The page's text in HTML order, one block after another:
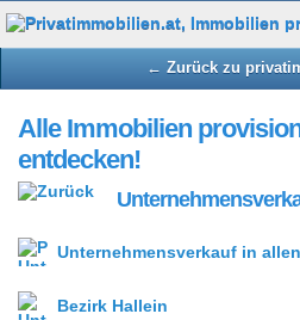
← Zurück zu
Alle Immobilien
entdecken!
Unternehmensverkauf in
Bezirk Hallein